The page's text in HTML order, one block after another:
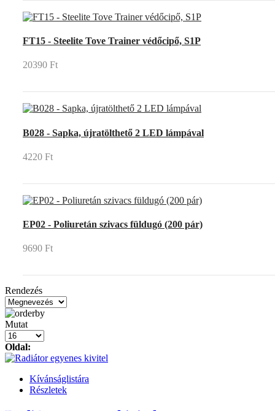
FT15 - Steelite Tove Trainer védőcipő, S1P
20390 Ft
B028 - Sapka, újratölthető 2 LED lámpával
4220 Ft
EP02 - Poliuretán szivacs füldugó (200 pár)
9690 Ft
Rendezés
Mutat
Oldal:
Kívánságlistára
Részletek